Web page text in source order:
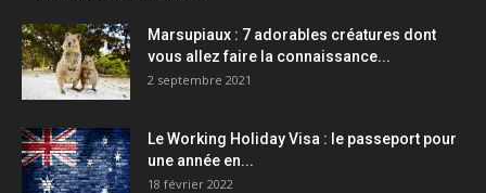
Marsupiaux : 7 adorables créatures dont
vous allez faire la connaissance...
2 septembre 2021
Le Working Holiday Visa : le passeport pour
une année en...
18 février 2022